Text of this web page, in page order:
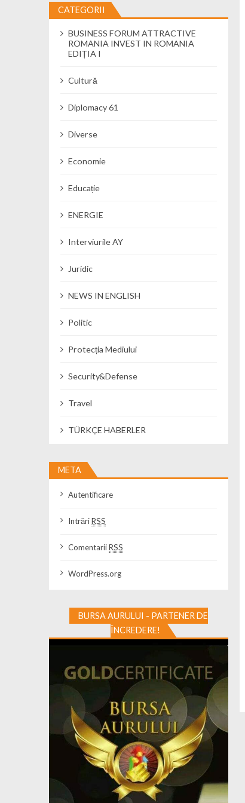
Cseke Attila: Am creat, până
Încă o creșă modernă pentru
Percheziții și flagrant în
Ministerul Apărării
Dobânzi de pânã la 7,50%
MMAP pune în consultare
CATEGORII
BUSINESS FORUM ATTRACTIVE
ROMANIA INVEST IN ROMANIA
EDIȚIA I
Cultură
Diplomacy 61
Diverse
Economie
Educație
ENERGIE
Interviurile AY
Juridic
NEWS IN ENGLISH
Politic
Protecția Mediului
Security&Defense
Travel
TÜRKÇE HABERLER
META
Autentificare
IntrăriRSS
ComentariiRSS
WordPress.org
BURSA AURULUI - PARTENER DE
ÎNCREDERE!